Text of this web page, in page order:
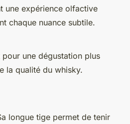
une expérience olfactive
chaque nuance subtile.
une dégustation plus
la qualité du whisky.
longue tige permet de tenir